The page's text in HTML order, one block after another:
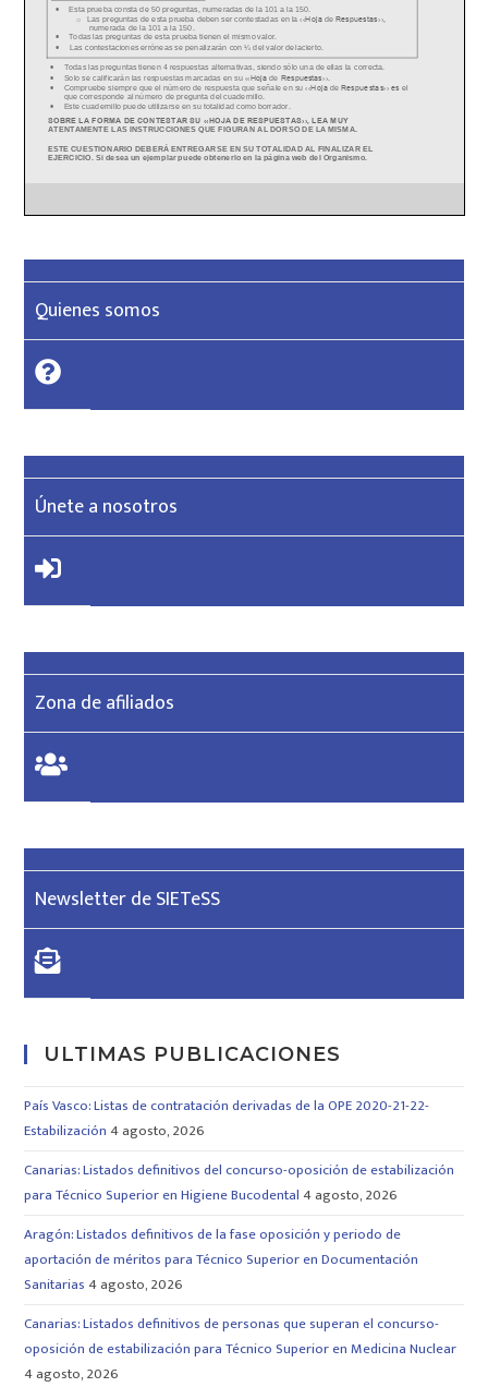
Quienes somos
Únete a nosotros
Zona de afiliados
Newsletter de SIETeSS
ULTIMAS PUBLICACIONES
País Vasco: Listas de contratación derivadas de la OPE 2020-21-22-
Estabilización 4 agosto, 2026
Canarias: Listados definitivos del concurso-oposición de estabilización
para Técnico Superior en Higiene Bucodental 4 agosto, 2026
Aragón: Listados definitivos de la fase oposición y periodo de
aportación de méritos para Técnico Superior en Documentación
Sanitarias 4 agosto, 2026
Canarias: Listados definitivos de personas que superan el concurso-
oposición de estabilización para Técnico Superior en Medicina Nuclear
4 agosto, 2026